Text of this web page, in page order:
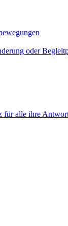
oder
für alle ihre